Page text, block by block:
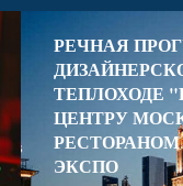
РЕЧНАЯ
ТЕПЛОХОДЕ
ЦЕНТРУ
ЭКСПО